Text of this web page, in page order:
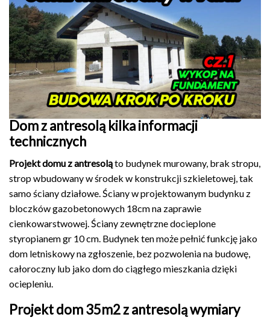
Dom z antresolą kilka informacji
technicznych
Projekt domu z antresoląto budynek murowany, brak stropu,
strop wbudowany w środek w konstrukcji szkieletowej, tak
samo ściany działowe. Ściany w projektowanym budynku z
bloczków gazobetonowych 18cm na zaprawie
cienkowarstwowej. Ściany zewnętrzne docieplone
styropianem gr 10 cm. Budynek ten może pełnić funkcję jako
dom letniskowy na zgłoszenie, bez pozwolenia na budowę,
całoroczny lub jako dom do ciągłego mieszkania dzięki
ociepleniu.
Projekt dom 35m2 z antresolą wymiary